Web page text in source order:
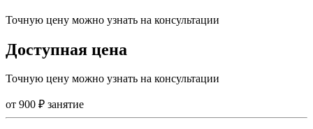
Точную цену можно узнать на консультации
Доступная цена
Точную цену можно узнать на консультации
от 900 ₽ занятие